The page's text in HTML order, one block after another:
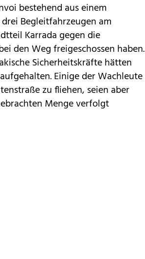
bestehend aus einem
Begleitfahrzeugen am
Karrada gegen die
den Weg freigeschossen haben.
Sicherheitskräfte hätten
Einige der Wachleute
zu fliehen, seien aber
Menge verfolgt